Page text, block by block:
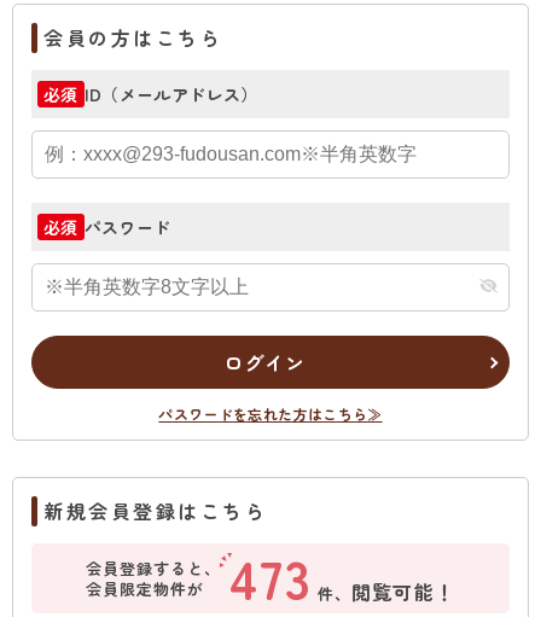
南面バルコニー
上下水道完備
会員の方はこちら
必須 ID（メールアドレス）
必須 パスワード
ログイン
パスワードを忘れた方はこちら≫
新規会員登録はこちら
会員登録すると、
会員限定物件が
473 件、 閲覧可能！